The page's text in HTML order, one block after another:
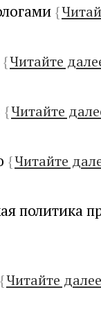
{
{Читайте
{Читайте
{Читайте
политика
{Читайте далее